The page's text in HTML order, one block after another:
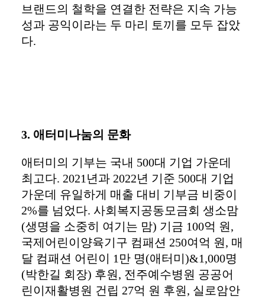
브랜드의 철학을 연결한 전략은 지속 가능
성과 공익이라는 두 마리 토끼를 모두 잡았
다.
3. 애터미나눔의 문화
애터미의 기부는 국내 500대 기업 가운데
최고다. 2021년과 2022년 기준 500대 기업
가운데 유일하게 매출 대비 기부금 비중이
2%를 넘었다. 사회복지공동모금회 생소맘
(생명을 소중히 여기는 맘) 기금 100억 원,
국제어린이양육기구 컴패션 250여억 원, 매
달 컴패션 어린이 1만 명(애터미)&1,000명
(박한길 회장) 후원, 전주예수병원 공공어
린이재활병원 건립 27억 원 후원, 실로암안